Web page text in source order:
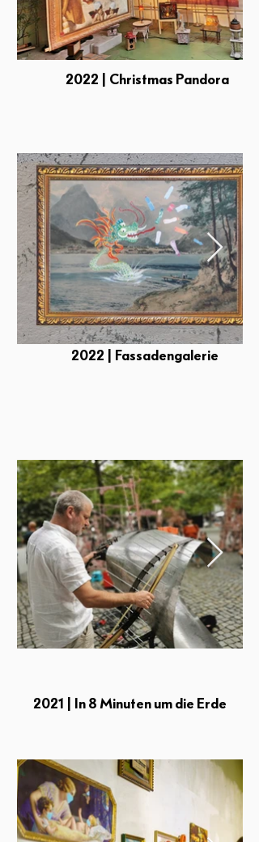
2022 | Christmas Pandora
2022 | Fassadengalerie
2021 | In 8 Minuten um die Erde